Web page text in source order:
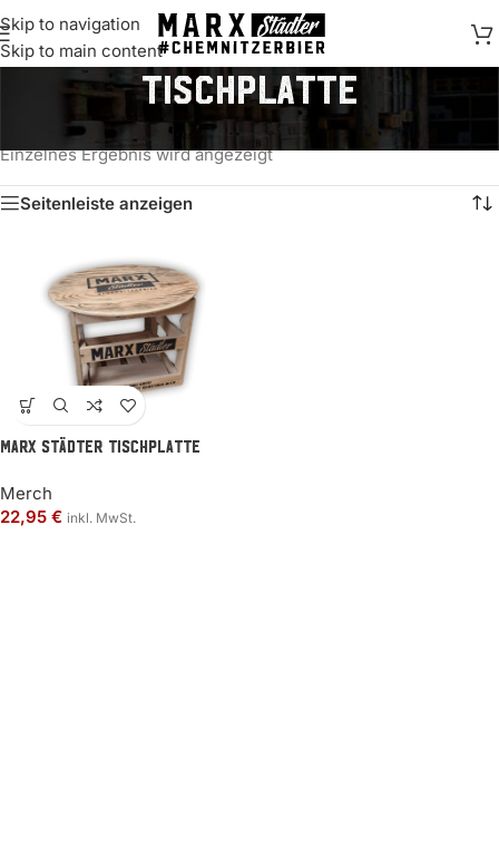
springen
Skip to navigation
Skip to main content
Tischplatte
Produkte verschlagwortet mit „Tischplatte“
Einzelnes Ergebnis wird angezeigt
Seitenleiste anzeigen
MARX Städter Tischplatte
Merch
22,95 € inkl. MwSt.